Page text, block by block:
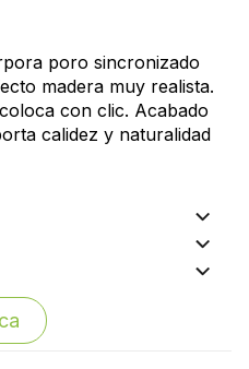
poro sincronizado
madera muy realista.
con clic. Acabado
calidez y naturalidad